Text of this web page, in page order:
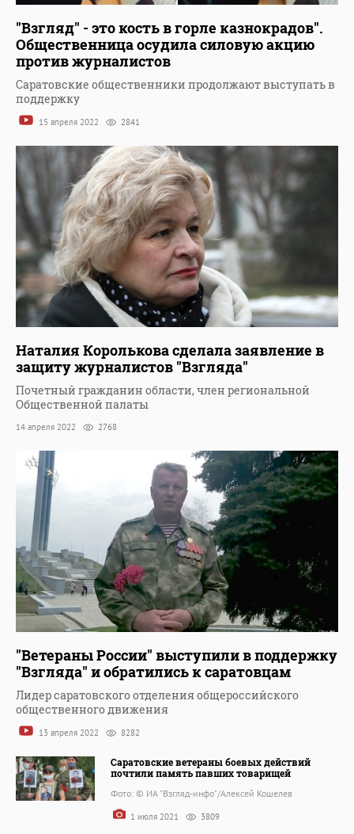
"Взгляд" - это кость в горле казнокрадов".
Общественница осудила силовую акцию
против журналистов
Саратовские общественники продолжают выступать в
поддержку
15 апреля 2022 2841
Наталия Королькова сделала заявление в
защиту журналистов "Взгляда"
Почетный гражданин области, член региональной
Общественной палаты
14 апреля 2022 2768
"Ветераны России" выступили в поддержку
"Взгляда" и обратились к саратовцам
Лидер саратовского отделения общероссийского
общественного движения
13 апреля 2022 8282
Саратовские ветераны боевых действий
почтили память павших товарищей
Фото: © ИА "Взгляд-инфо"/Алексей Кошелев
1 июля 2021 3809